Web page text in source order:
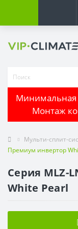
Минимальная
Монтаж
Мульти-сплит-
Премиум инвертор
Серия MLZ-
White Pearl